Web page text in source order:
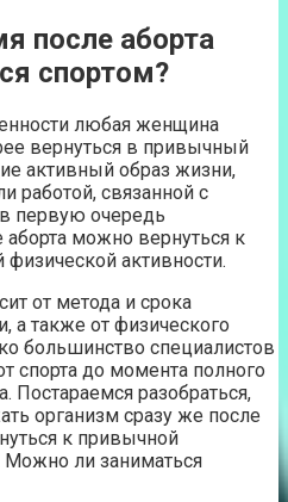
после аборта
спортом?
любая женщина
вернуться в привычный
активный образ жизни,
работой, связанной с
первую очередь
аборта можно вернуться к
активности.
от метода и срока
а также от физического
большинство специалистов
спорта до момента полного
Постараемся разобраться,
организм сразу же после
к привычной
Можно ли заниматься